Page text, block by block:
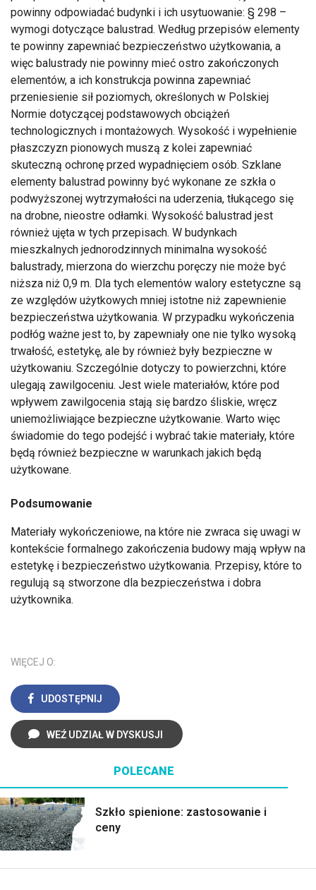
powinny odpowiadać budynki i ich usytuowanie: § 298 –
wymogi dotyczące balustrad. Według przepisów elementy
te powinny zapewniać bezpieczeństwo użytkowania, a
więc balustrady nie powinny mieć ostro zakończonych
elementów, a ich konstrukcja powinna zapewniać
przeniesienie sił poziomych, określonych w Polskiej
Normie dotyczącej podstawowych obciążeń
technologicznych i montażowych. Wysokość i wypełnienie
płaszczyzn pionowych muszą z kolei zapewniać
skuteczną ochronę przed wypadnięciem osób. Szklane
elementy balustrad powinny być wykonane ze szkła o
podwyższonej wytrzymałości na uderzenia, tłukącego się
na drobne, nieostre odłamki. Wysokość balustrad jest
również ujęta w tych przepisach. W budynkach
mieszkalnych jednorodzinnych minimalna wysokość
balustrady, mierzona do wierzchu poręczy nie może być
niższa niż 0,9 m. Dla tych elementów walory estetyczne są
ze względów użytkowych mniej istotne niż zapewnienie
bezpieczeństwa użytkowania. W przypadku wykończenia
podłóg ważne jest to, by zapewniały one nie tylko wysoką
trwałość, estetykę, ale by również były bezpieczne w
użytkowaniu. Szczególnie dotyczy to powierzchni, które
ulegają zawilgoceniu. Jest wiele materiałów, które pod
wpływem zawilgocenia stają się bardzo śliskie, wręcz
uniemożliwiające bezpieczne użytkowanie. Warto więc
świadomie do tego podejść i wybrać takie materiały, które
będą również bezpieczne w warunkach jakich będą
użytkowane.
Podsumowanie
Materiały wykończeniowe, na które nie zwraca się uwagi w
kontekście formalnego zakończenia budowy mają wpływ na
estetykę i bezpieczeństwo użytkowania. Przepisy, które to
regulują są stworzone dla bezpieczeństwa i dobra
użytkownika.
WIĘCEJ O:
UDOSTĘPNIJ
WEŹ UDZIAŁ W DYSKUSJI
POLECANE
Szkło spienione: zastosowanie i
ceny